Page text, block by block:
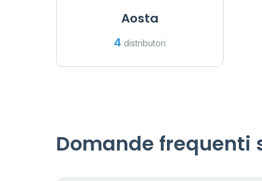
Aosta
4 distributori
Domande frequenti